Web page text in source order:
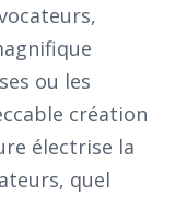
ou les
création
électrise la
quel